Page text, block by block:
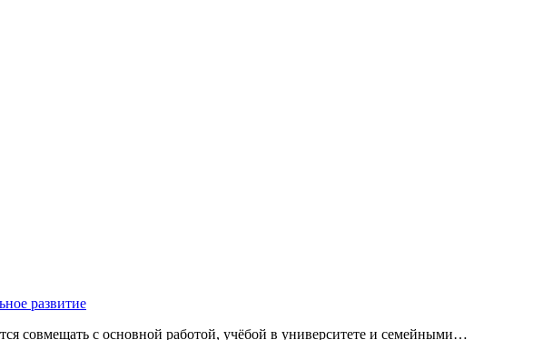
развитие
совмещать с основной работой, учёбой в университете и семейными…